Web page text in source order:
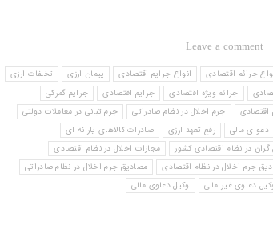
Leave a comment
جرائم اقتصادی انواع جرایم اقتصادی پیمان ارزی
تخلفات ارزی
جرائم ویژه اقتصادی جرایم اقتصادی
جرایم گمرکی
اقتصادی جرم اخلال در نظام صادراتی
جرم تبانی در معاملات دولتی
دعوای مالی رفع تعهد ارزی
صادرات کالاهای یارانه ‌ای
مجازات اخلال در نظام اقتصادی
جرم اخلال در نظام اقتصادی
مصادیق جرم اخلال در نظام صادراتی
دعاوی غیر مالی وکیل دعاوی مالی